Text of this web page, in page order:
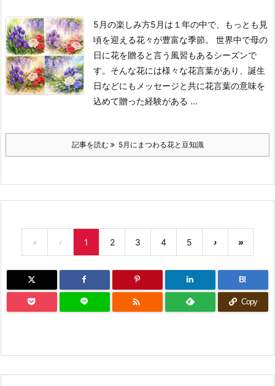
5月の楽しみ方5月は１年の中で、もっとも見
頃を迎える花々が豊富な季節。 世界中で母の
日に花を贈ると言う風習もあるシーズンで
す。 そんな花には様々な花言葉があり、誕生
日などにもメッセージと共に花言葉の意味を
込めて贈った経験がある ...
記事を読む 5月にまつわる花と豆知識
« ‹ 1 2 3 4 5 › »
B!
 Copy